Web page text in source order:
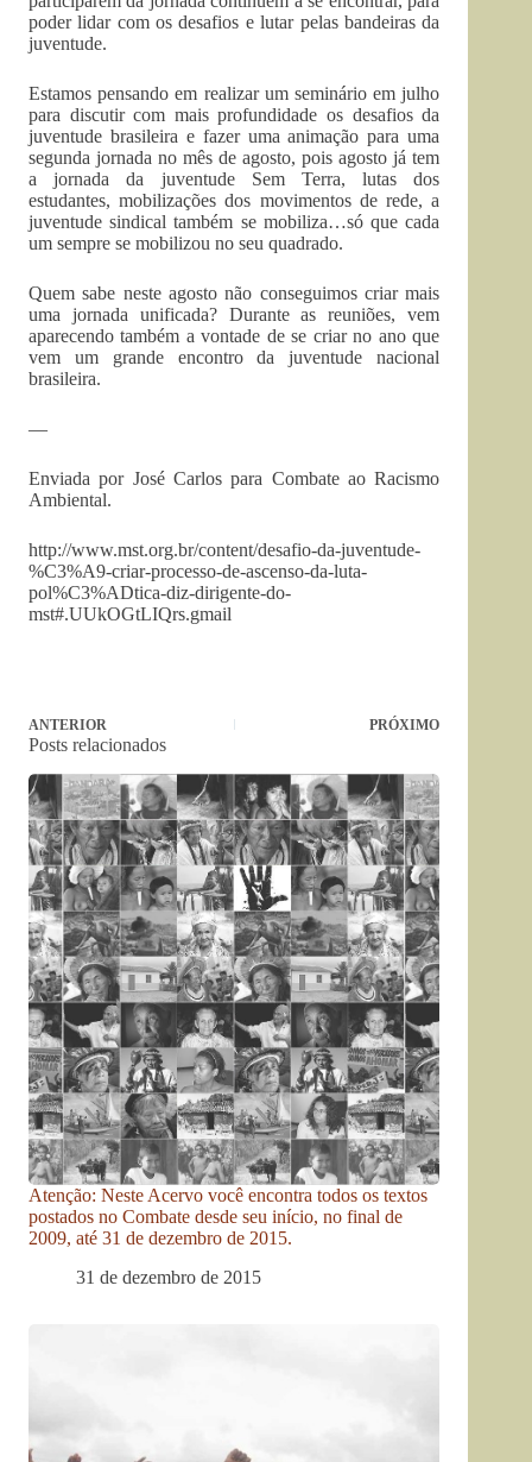
poder lidar com os desafios e lutar pelas bandeiras da
juventude.
Estamos pensando em realizar um seminário em julho
para discutir com mais profundidade os desafios da
juventude brasileira e fazer uma animação para uma
segunda jornada no mês de agosto, pois agosto já tem
a jornada da juventude Sem Terra, lutas dos
estudantes, mobilizações dos movimentos de rede, a
juventude sindical também se mobiliza…só que cada
um sempre se mobilizou no seu quadrado.
Quem sabe neste agosto não conseguimos criar mais
uma jornada unificada? Durante as reuniões, vem
aparecendo também a vontade de se criar no ano que
vem um grande encontro da juventude nacional
brasileira.
—
Enviada por José Carlos para Combate ao Racismo
Ambiental.
http://www.mst.org.br/content/desafio-da-juventude-
%C3%A9-criar-processo-de-ascenso-da-luta-
pol%C3%ADtica-diz-dirigente-do-
mst#.UUkOGtLIQrs.gmail
ANTERIOR PRÓXIMO
Posts relacionados
Atenção: Neste Acervo você encontra todos os textos
postados no Combate desde seu início, no final de
2009, até 31 de dezembro de 2015.
31 de dezembro de 2015